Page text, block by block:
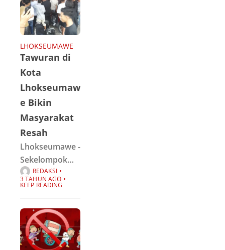
lhokseumawe
dengan total
anggaran 9,3
miliar. sebelum
nya pada tahun
2022 juga di
bangun dengan
nilai 6,8
penumpang
LHOKSEUMAWE
Tawuran di
Kota
Lhokseumaw
e Bikin
Masyarakat
Resah
Lhokseumawe -
Sekelompok
remaja di kota
Lhokseumawe,
tawuran
dengan
menggunakan
REDAKSI
3 TAHUN AGO
KEEP READING